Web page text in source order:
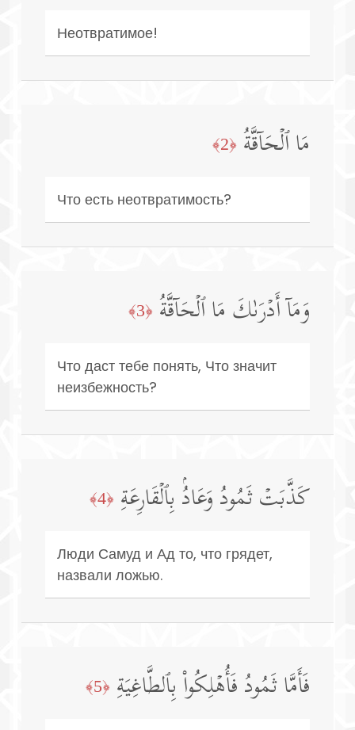
Неотвратимое!
مَا ٱلۡحَاۤقَّةُ ﴿2﴾
Что есть неотвратимость?
وَمَاۤ أَدۡرَىٰكَ مَا ٱلۡحَاۤقَّةُ ﴿3﴾
Что даст тебе понять, Что значит
неизбежность?
كَذَّبَتۡ ثَمُودُ وَعَادُۢ بِٱلۡقَارِعَةِ ﴿4﴾
Люди Самуд и Ад то, что грядет,
назвали ложью.
فَأَمَّا ثَمُودُ فَأُهۡلِكُوا۟ بِٱلطَّاغِیَةِ ﴿5﴾